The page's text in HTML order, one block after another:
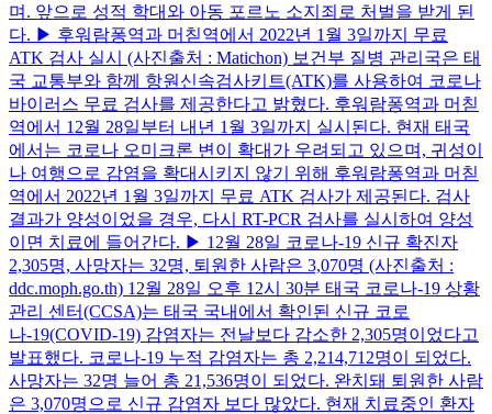
며. 앞으로 성적 학대와 아동 포르노 소지죄로 처벌을 받게 된
다. ▶ 후워람퐁역과 머칟역에서 2022년 1월 3일까지 무료
ATK 검사 실시 (사진출처 : Matichon) 보건부 질병 관리국은 태
국 교통부와 함께 항원신속검사키트(ATK)를 사용하여 코로나
바이러스 무료 검사를 제공한다고 밝혔다. 후워람퐁역과 머칟
역에서 12월 28일부터 내년 1월 3일까지 실시된다. 현재 태국
에서는 코로나 오미크론 변이 확대가 우려되고 있으며, 귀성이
나 여행으로 감염을 확대시키지 않기 위해 후워람퐁역과 머칟
역에서 2022년 1월 3일까지 무료 ATK 검사가 제공된다. 검사
결과가 양성이었을 경우, 다시 RT-PCR 검사를 실시하여 양성
이면 치료에 들어간다. ▶ 12월 28일 코로나-19 신규 확진자
2,305명, 사망자는 32명, 퇴원한 사람은 3,070명 (사진출처 :
ddc.moph.go.th) 12월 28일 오후 12시 30분 태국 코로나-19 상황
관리 센터(CCSA)는 태국 국내에서 확인된 신규 코로
나-19(COVID-19) 감염자는 전날보다 감소한 2,305명이었다고
발표했다. 코로나-19 누적 감염자는 총 2,214,712명이 되었다.
사망자는 32명 늘어 총 21,536명이 되었다. 완치돼 퇴원한 사람
은 3,070명으로 신규 감염자 보다 많았다. 현재 치료중인 환자